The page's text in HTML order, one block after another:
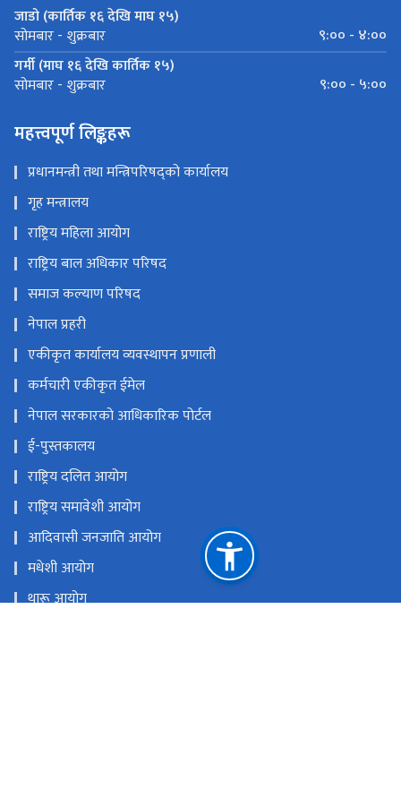
जाडो (कार्तिक १६ देखि माघ १५)
सोमबार - शुक्रबार
९:०० - ४:००
गर्मी (माघ १६ देखि कार्तिक १५)
सोमबार - शुक्रबार ९:०० - ५:००
महत्त्वपूर्ण लिङ्कहरू
प्रधानमन्त्री तथा मन्त्रिपरिषद्को कार्यालय
गृह मन्त्रालय
राष्ट्रिय महिला आयोग
राष्ट्रिय बाल अधिकार परिषद
समाज कल्याण परिषद
नेपाल प्रहरी
एकीकृत कार्यालय व्यवस्थापन प्रणाली
कर्मचारी एकीकृत ईमेल
नेपाल सरकारको आधिकारिक पोर्टल
ई-पुस्तकालय
राष्ट्रिय दलित आयोग
राष्ट्रिय समावेशी आयोग
आदिवासी जनजाति आयोग
मधेशी आयोग
थारू आयोग